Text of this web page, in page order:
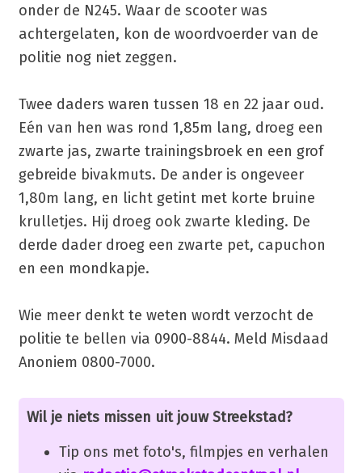
onder de N245. Waar de scooter was
achtergelaten, kon de woordvoerder van de
politie nog niet zeggen.
Twee daders waren tussen 18 en 22 jaar oud.
Eén van hen was rond 1,85m lang, droeg een
zwarte jas, zwarte trainingsbroek en een grof
gebreide bivakmuts. De ander is ongeveer
1,80m lang, en licht getint met korte bruine
krulletjes. Hij droeg ook zwarte kleding. De
derde dader droeg een zwarte pet, capuchon
en een mondkapje.
Wie meer denkt te weten wordt verzocht de
politie te bellen via 0900-8844. Meld Misdaad
Anoniem 0800-7000.
Wil je niets missen uit jouw Streekstad?
Tip ons met foto's, filmpjes en verhalen